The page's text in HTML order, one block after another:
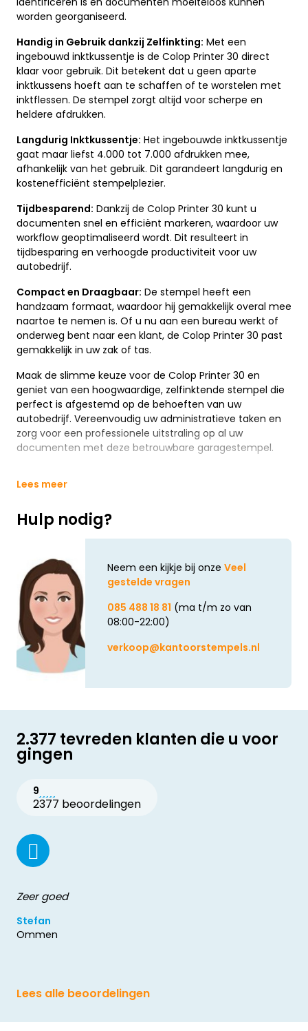
worden georganiseerd.
Handig in Gebruik dankzij Zelfinkting: Met een
ingebouwd inktkussentje is de Colop Printer 30 direct
klaar voor gebruik. Dit betekent dat u geen aparte
inktkussens hoeft aan te schaffen of te worstelen met
inktflessen. De stempel zorgt altijd voor scherpe en
heldere afdrukken.
Langdurig Inktkussentje: Het ingebouwde inktkussentje
gaat maar liefst 4.000 tot 7.000 afdrukken mee,
afhankelijk van het gebruik. Dit garandeert langdurig en
kostenefficiënt stempelplezier.
Tijdbesparend: Dankzij de Colop Printer 30 kunt u
documenten snel en efficiënt markeren, waardoor uw
workflow geoptimaliseerd wordt. Dit resulteert in
tijdbesparing en verhoogde productiviteit voor uw
autobedrijf.
Compact en Draagbaar: De stempel heeft een
handzaam formaat, waardoor hij gemakkelijk overal mee
naartoe te nemen is. Of u nu aan een bureau werkt of
onderweg bent naar een klant, de Colop Printer 30 past
gemakkelijk in uw zak of tas.
Maak de slimme keuze voor de Colop Printer 30 en
geniet van een hoogwaardige, zelfinktende stempel die
perfect is afgestemd op de behoeften van uw
autobedrijf. Vereenvoudig uw administratieve taken en
zorg voor een professionele uitstraling op al uw
documenten met deze betrouwbare garagestempel.
Lees meer
Hulp nodig?
Neem een kijkje bij onze Veel
gestelde vragen
085 488 18 81 (ma t/m zo van
08:00-22:00)
verkoop@kantoorstempels.nl
2.377 tevreden klanten die u voor
gingen
9
2377 beoordelingen
Zeer goed
Stefan
Ommen
Lees alle beoordelingen